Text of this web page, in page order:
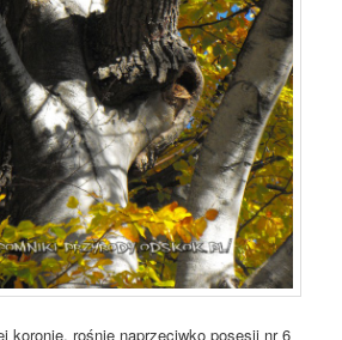
koronie, rośnie naprzeciwko posesji nr 6